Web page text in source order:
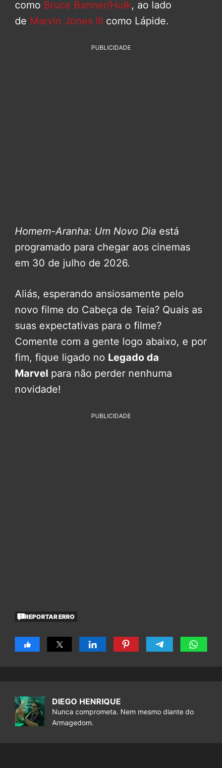
como Bruce Banner/Hulk, ao lado
de Marvin Jones III como Lápide.
PUBLICIDADE
Homem-Aranha: Um Novo Dia está
programado para chegar aos cinemas
em 30 de julho de 2026.
Aliás, esperando ansiosamente pelo
novo filme do Cabeça de Teia? Quais as
suas expectativas para o filme?
Comente com a gente logo abaixo, e por
fim, fique ligado no Legado da
Marvel para não perder nenhuma
novidade!
PUBLICIDADE
REPORTAR ERRO
DIEGO HENRIQUE
Nunca comprometa. Nem mesmo diante do
Armagedom.